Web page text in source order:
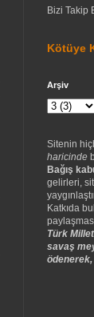
Bizi Takip
Kötüye
Arşiv
Sitenin
haricinde
Bağış
gelirleri,
Katkıda
Türk
savaş
ödenerek,